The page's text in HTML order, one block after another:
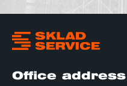
Office address